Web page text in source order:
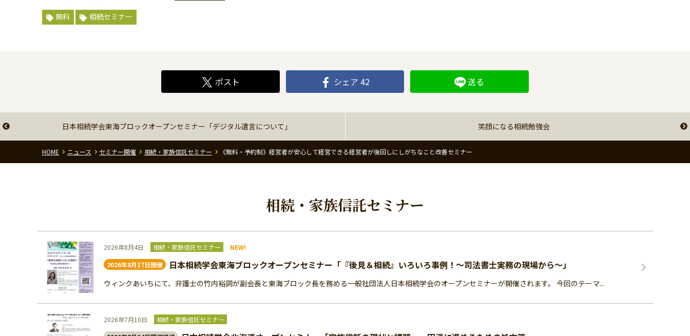
無料 相続セミナー
ポスト シェア 42 送る
日本相続学会東海ブロックオープンセミナー「デジタル遺言について」 笑顔になる相続勉強会
HOME ニュース セミナー開催 相続・家族信託セミナー 《無料・予約制》経営者が安心して経営できる経営者が後回しにしがちなこと改善セミナー
相続・家族信託セミナー
2026年8月4日 相続・家族信託セミナー NEW!
2026年8月17日開催 日本相続学会東海ブロックオープンセミナー「『後見＆相続』いろいろ事例！～司法書士実務の現場から～」
ウィンクあいちにて、弁護士の竹内裕詞が副会長と東海ブロック長を務める一般社団法人日本相続学会のオープンセミナーが開催されます。 今回のテーマ...
2026年7月10日 相続・家族信託セミナー